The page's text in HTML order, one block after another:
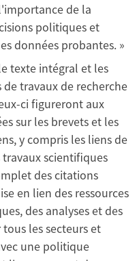
de la
politiques et
données probantes. »
texte intégral et les
travaux de recherche
ci figureront aux
sur les brevets et les
y compris les liens de
scientifiques
des citations
en lien des ressources
des analyses et des
les secteurs et
une politique